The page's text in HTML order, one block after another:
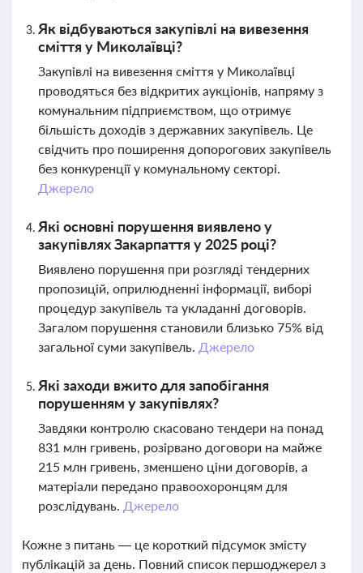
Як відбуваються закупівлі на вивезення
сміття у Миколаївці?
Закупівлі на вивезення сміття у Миколаївці
проводяться без відкритих аукціонів, напряму з
комунальним підприємством, що отримує
більшість доходів з державних закупівель. Це
свідчить про поширення допорогових закупівель
без конкуренції у комунальному секторі.
Джерело
Які основні порушення виявлено у
закупівлях Закарпаття у 2025 році?
Виявлено порушення при розгляді тендерних
пропозицій, оприлюдненні інформації, виборі
процедур закупівель та укладанні договорів.
Загалом порушення становили близько 75% від
загальної суми закупівель. Джерело
Які заходи вжито для запобігання
порушенням у закупівлях?
Завдяки контролю скасовано тендери на понад
831 млн гривень, розірвано договори на майже
215 млн гривень, зменшено ціни договорів, а
матеріали передано правоохоронцям для
розслідувань. Джерело
Кожне з питань — це короткий підсумок змісту
публікацій за день. Повний список першоджерел з